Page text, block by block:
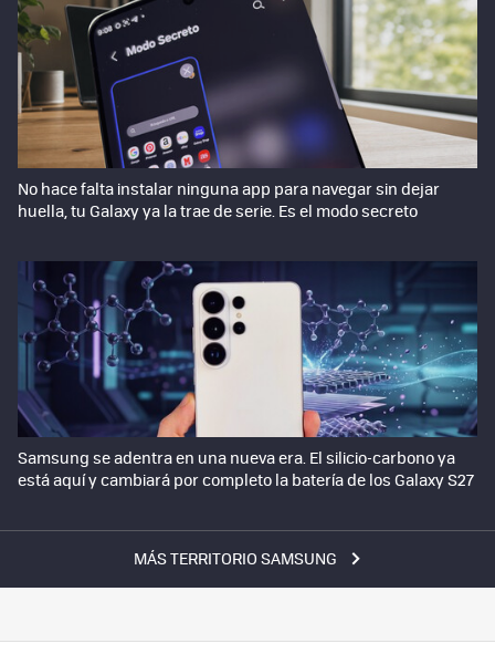
MÁS TERRITORIO SAMSUNG
No hace falta instalar ninguna app para navegar sin dejar
huella, tu Galaxy ya la trae de serie. Es el modo secreto
Samsung se adentra en una nueva era. El silicio-carbono ya
está aquí y cambiará por completo la batería de los Galaxy S27